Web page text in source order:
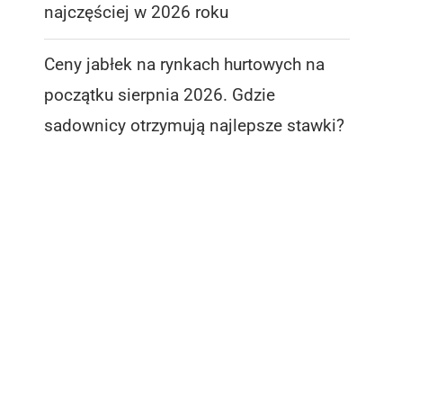
najczęściej w 2026 roku
Ceny jabłek na rynkach hurtowych na
początku sierpnia 2026. Gdzie
sadownicy otrzymują najlepsze stawki?